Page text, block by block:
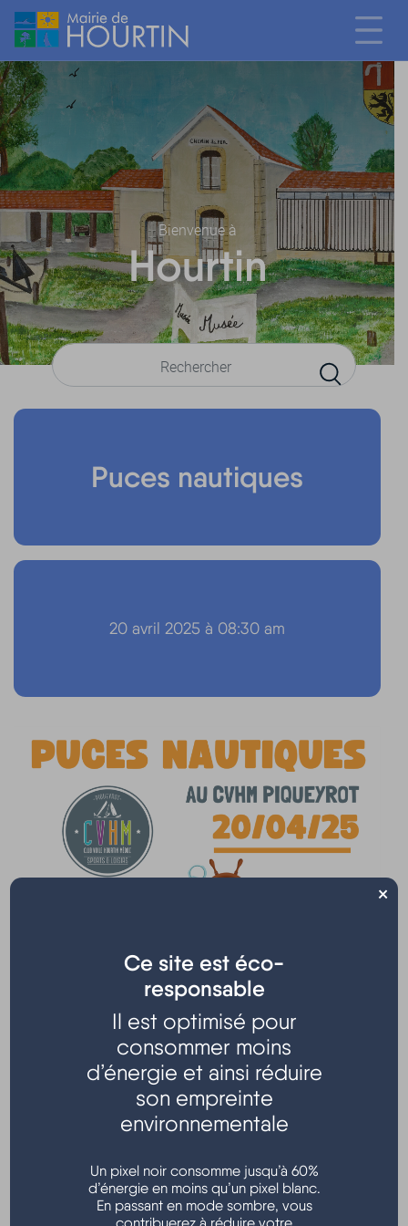
Bienvenue à
Hourtin
Puces nautiques
20 avril 2025 à 08:30 am
Venez découvrir la 1ere édition des Puces nautiques du
L'occasion de dénicher une multitude de trésors lors d'un
moment convivial !
Animations gratuites :
- 10h00 : Chasse aux œufs
Participation exposants : 5,00 € par table.
Ce site est éco-
responsable
Il est optimisé pour
consommer moins
d’énergie et ainsi réduire
son empreinte
environnementale
Un pixel noir consomme jusqu’à 60%
d’énergie en moins qu’un pixel blanc.
En passant en mode sombre, vous
×